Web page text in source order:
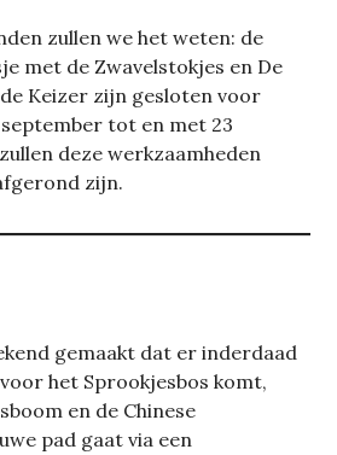
zullen we het weten: de
met de Zwavelstokjes en De
Keizer zijn gesloten voor
tot en met 23
deze werkzaamheden
zijn.
gemaakt dat er inderdaad
het Sprookjesbos komt,
en de Chinese
pad gaat via een